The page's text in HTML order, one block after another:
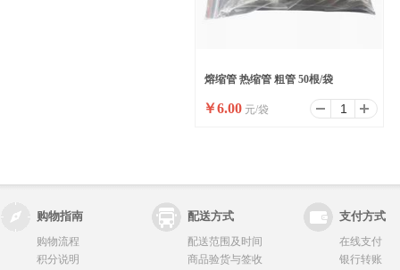
熔缩管 热缩管 粗管 50根/袋
￥6.00 元/袋
购物指南 配送方式 支付方式
购物流程
积分说明
配送范围及时间
商品验货与签收
在线支付
银行转账